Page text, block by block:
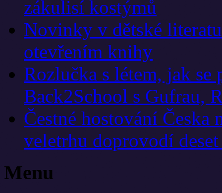
zákulisí kostýmů
Novinky v dětské
otevřením knihy
Rozlučka s létem, jak
Back2School s Gufrau,
Čestné hostování
veletrhu doprovodí
Menu